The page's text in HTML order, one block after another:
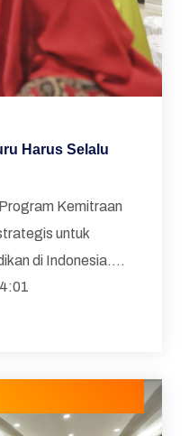
Kemitraan
untuk
di Indonesia.
inilah saling